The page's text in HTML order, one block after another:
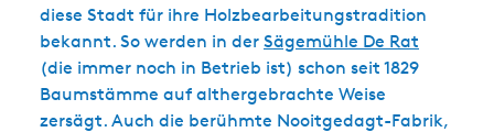
diese Stadt für ihre Holzbearbeitungstradition
bekannt. So werden in der Sägemühle De Rat
(die immer noch in Betrieb ist) schon seit 1829
Baumstämme auf althergebrachte Weise
zersägt. Auch die berühmte Nooitgedagt-Fabrik,